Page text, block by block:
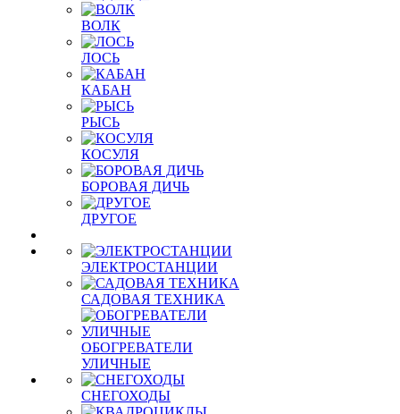
ВОЛК
ЛОСЬ
КАБАН
РЫСЬ
КОСУЛЯ
БОРОВАЯ ДИЧЬ
ДРУГОЕ
ЭЛЕКТРОСТАНЦИИ
САДОВАЯ ТЕХНИКА
ОБОГРЕВАТЕЛИ
УЛИЧНЫЕ
СНЕГОХОДЫ